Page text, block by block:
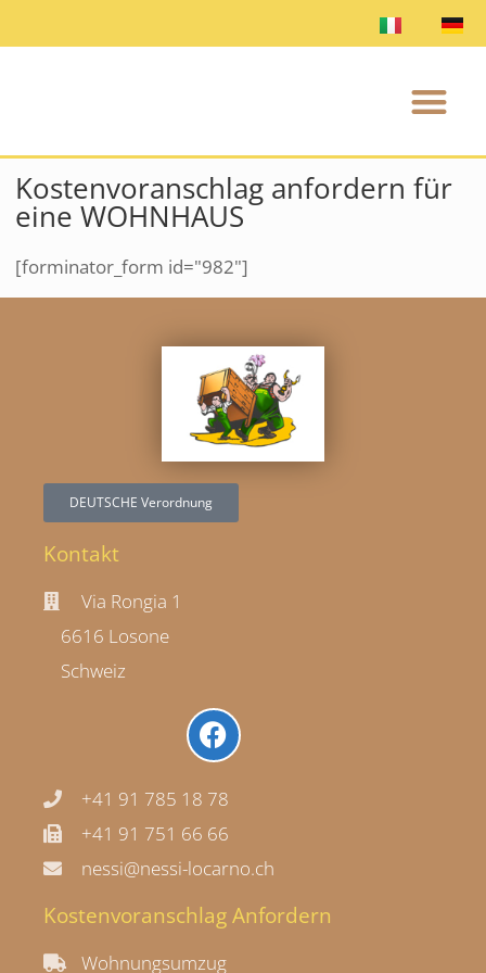
Kostenvoranschlag anfordern für
eine WOHNHAUS
[forminator_form id="982"]
DEUTSCHE Verordnung
Kontakt
Via Rongia 1
6616 Losone
Schweiz
+41 91 785 18 78
+41 91 751 66 66
nessi@nessi-locarno.ch
Kostenvoranschlag Anfordern
Wohnungsumzug